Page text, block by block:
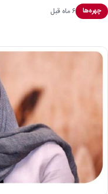
چهره‌ها ۶ ماه قبل